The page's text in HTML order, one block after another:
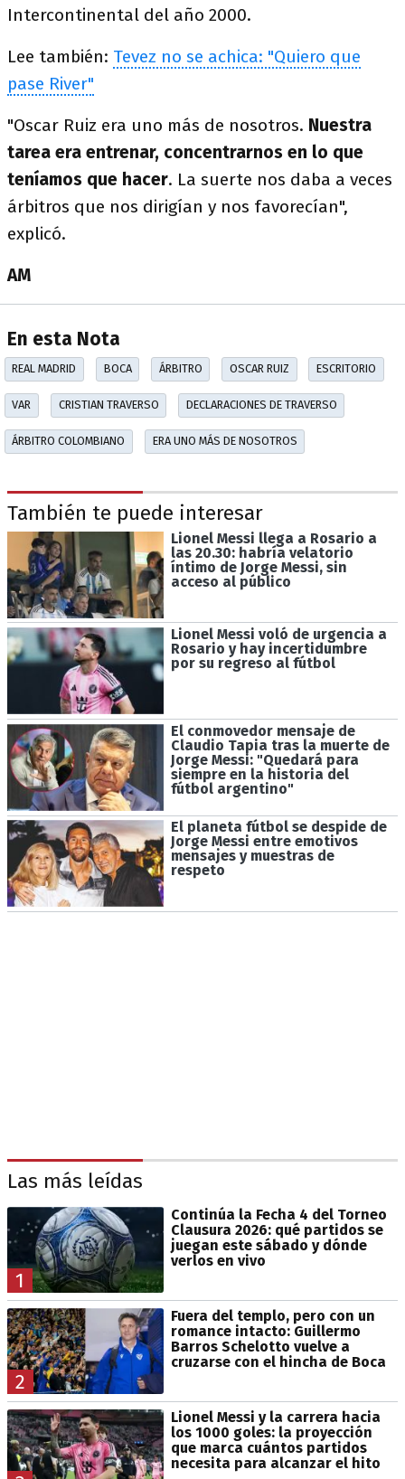
Intercontinental del año 2000.
Lee también: Tevez no se achica: "Quiero que
pase River"
"Oscar Ruiz era uno más de nosotros. Nuestra
tarea era entrenar, concentrarnos en lo que
teníamos que hacer. La suerte nos daba a veces
árbitros que nos dirigían y nos favorecían",
explicó.
AM
En esta Nota
REAL MADRID BOCA ÁRBITRO OSCAR RUIZ ESCRITORIO
VAR CRISTIAN TRAVERSO DECLARACIONES DE TRAVERSO
ÁRBITRO COLOMBIANO ERA UNO MÁS DE NOSOTROS
También te puede interesar
Lionel Messi llega a Rosario a
las 20.30: habría velatorio
íntimo de Jorge Messi, sin
acceso al público
Lionel Messi voló de urgencia a
Rosario y hay incertidumbre
por su regreso al fútbol
El conmovedor mensaje de
Claudio Tapia tras la muerte de
Jorge Messi: "Quedará para
siempre en la historia del
fútbol argentino"
El planeta fútbol se despide de
Jorge Messi entre emotivos
mensajes y muestras de
respeto
Las más leídas
1
Continúa la Fecha 4 del Torneo
Clausura 2026: qué partidos se
juegan este sábado y dónde
verlos en vivo
2
Fuera del templo, pero con un
romance intacto: Guillermo
Barros Schelotto vuelve a
cruzarse con el hincha de Boca
Lionel Messi y la carrera hacia
los 1000 goles: la proyección
que marca cuántos partidos
necesita para alcanzar el hito